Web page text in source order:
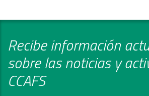
Recibe información
sobre las noticias y
CCAFS